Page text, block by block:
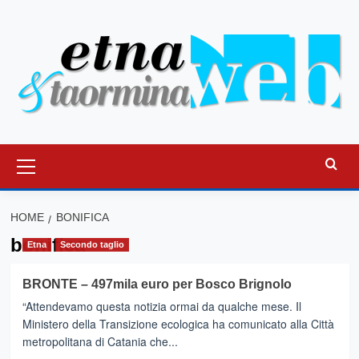
principale
HOME BONIFICA
bonifica
Etna Secondo taglio
BRONTE – 497mila euro per Bosco Brignolo
“Attendevamo questa notizia ormai da qualche mese. Il
Ministero della Transizione ecologica ha comunicato alla Città
metropolitana di Catania che...